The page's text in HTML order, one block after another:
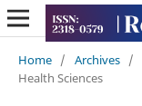
Home / Archives /
Health Sciences